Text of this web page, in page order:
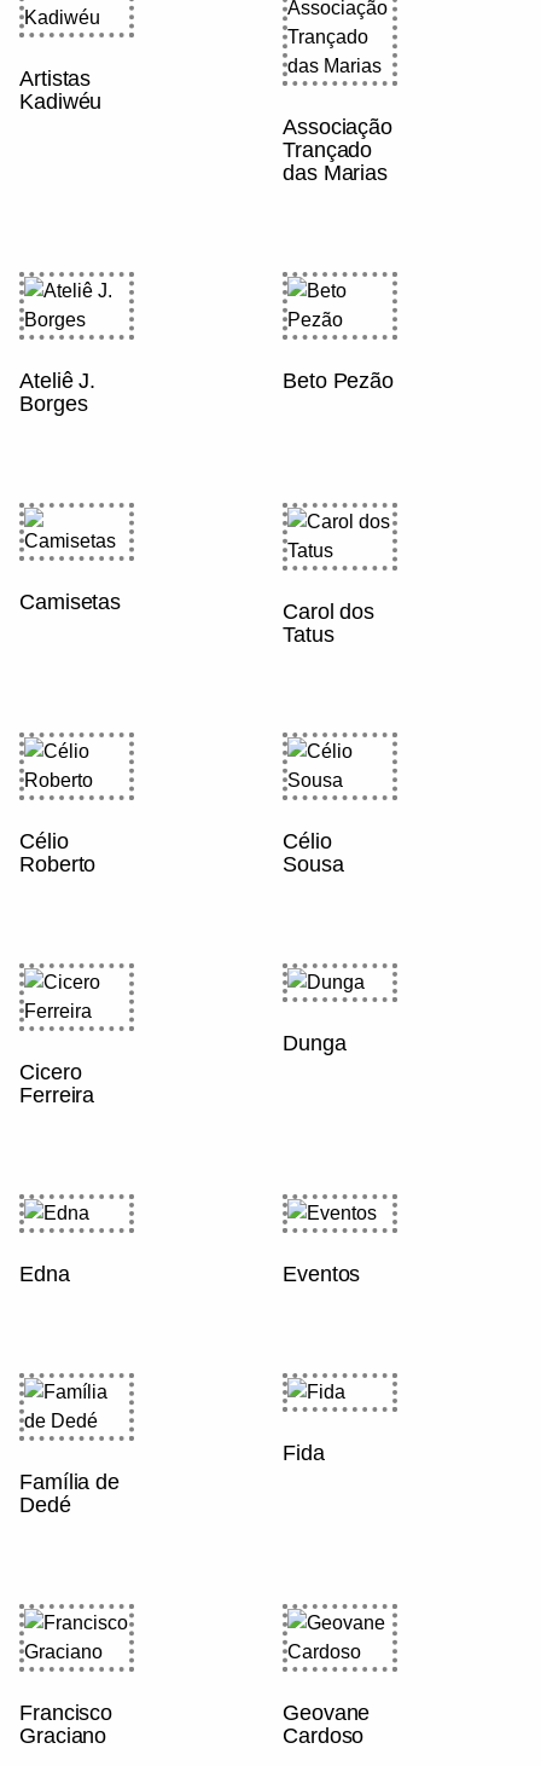
Artistas
Kadiwéu
Associação
Trançado
das Marias
Ateliê J.
Borges
Beto Pezão
Camisetas
Carol dos
Tatus
Célio
Roberto
Célio
Sousa
Cicero
Ferreira
Dunga
Edna Eventos
Família de
Dedé
Fida
Francisco
Graciano
Geovane
Cardoso